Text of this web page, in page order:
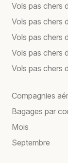
Vols pas chers
Vols pas chers
Vols pas chers
Vols pas chers
Vols pas chers
Compagnies
Bagages par
Mois
Septembre